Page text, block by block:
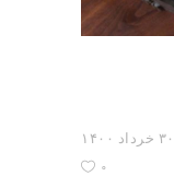
۳۰ خرداد ۱۴۰۰
۰